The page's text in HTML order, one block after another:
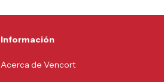
Información
Acerca de Vencort